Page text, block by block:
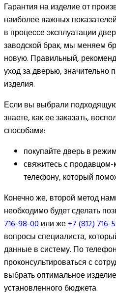
Гарантия на изделие от
наиболее важных
в процессе эксплуатации
заводской брак, мы меняем
новую. Правильный,
уход за дверью, значительно
изделия.
Если вы выбрали
знаете, как ее заказать,
способами:
покупайте дверь в
свяжитесь с продавцом-
телефону, который
Конечно же, второй метод
необходимо будет сделать
716-98-00или же+7 (812) 716-
вопросы специалиста,
данные в систему. По
проконсультироваться с
выбрать оптимальное
установленного бюджета.